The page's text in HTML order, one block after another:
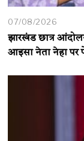
07/08/2026
झारखंड छात्र
आइसा नेता नेहा पर